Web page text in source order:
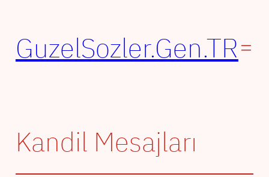
GuzelSozler.Gen.TR
Kandil Mesajları